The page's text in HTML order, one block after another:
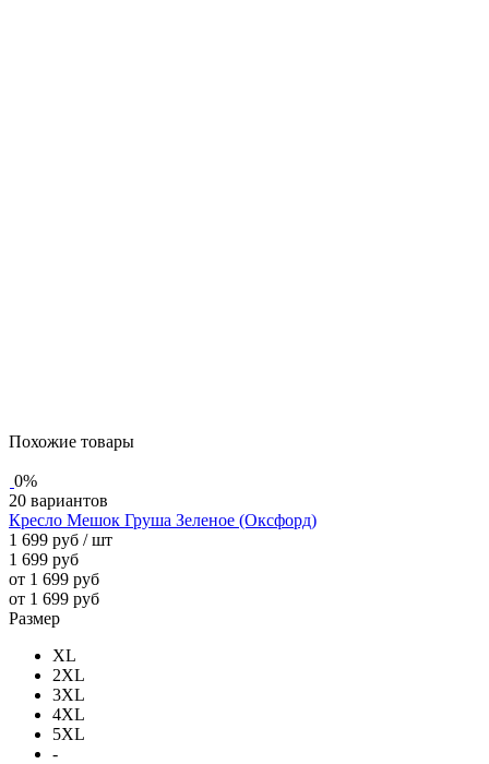
Похожие товары
0%
20 вариантов
Кресло Мешок Груша Зеленое (Оксфорд)
1 699 руб / шт
1 699 руб
от 1 699 руб
от 1 699 руб
Размер
XL
2XL
3XL
4XL
5XL
-